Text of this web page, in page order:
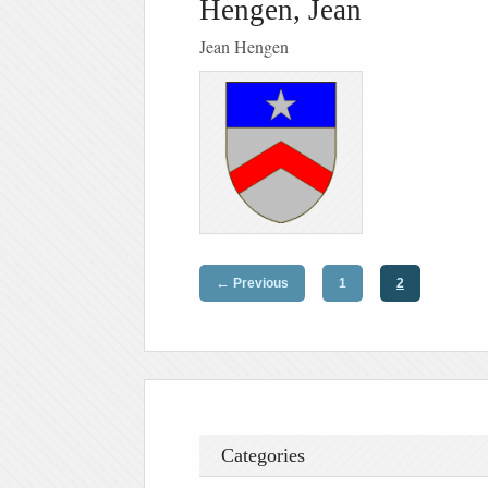
Hengen, Jean
Jean Hengen
← Previous 1 2
Categories